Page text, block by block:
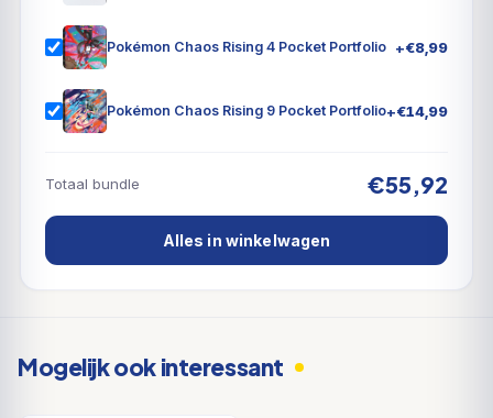
Pokémon Chaos Rising 4 Pocket Portfolio +€8,99
Pokémon Chaos Rising 9 Pocket Portfolio+€14,99
Totaal bundle €55,92
Alles in winkelwagen
Mogelijk ook interessant